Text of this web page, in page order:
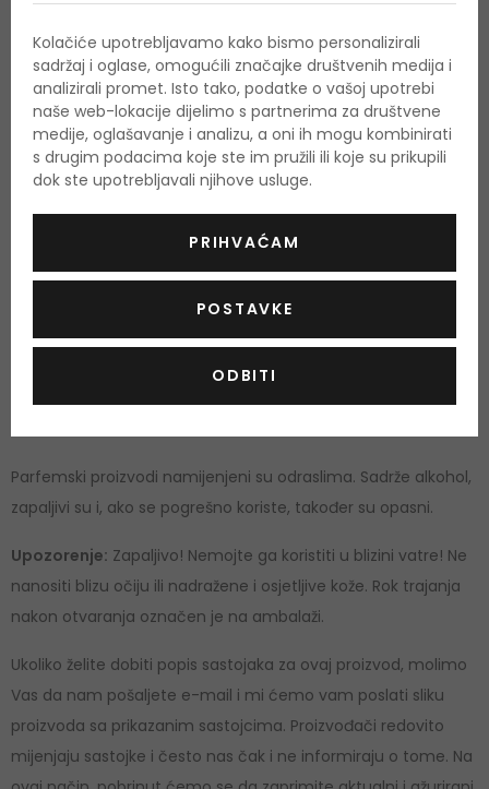
vole koketirati i privlačiti pažnju.
slatki cvjetno-orijentalni miris
za zavodljivu i samopouzdanu ženu
osobito prikladan za upotrebu u hladnijim mjesecima
Početne note parfemske vode omamit će vaša osjetila
cvijet drva naranče i gurmanski kokos. Baza ovog zanosnog
mirisa leži u toploj sandalovini. Daleko od klasičnih, elegantnih
mirisa, ovaj miris zrači čistom erotskom energijom.
Parfemski proizvodi namijenjeni su odraslima. Sadrže alkohol,
zapaljivi su i, ako se pogrešno koriste, također su opasni.
Upozorenje: Zapaljivo! Nemojte ga koristiti u blizini vatre! Ne
nanositi blizu očiju ili nadražene i osjetljive kože. Rok trajanja
nakon otvaranja označen je na ambalaži.
Ukoliko želite dobiti popis sastojaka za ovaj proizvod, molimo
Vas da nam pošaljete e-mail i mi ćemo vam poslati sliku
proizvoda sa prikazanim sastojcima. Proizvođači redovito
mijenjaju sastojke i često nas čak i ne informiraju o tome. Na
Kolačiće upotrebljavamo kako bismo personalizirali
sadržaj i oglase, omogućili značajke društvenih medija i
analizirali promet. Isto tako, podatke o vašoj upotrebi
naše web-lokacije dijelimo s partnerima za društvene
medije, oglašavanje i analizu, a oni ih mogu kombinirati
s drugim podacima koje ste im pružili ili koje su prikupili
dok ste upotrebljavali njihove usluge.
PRIHVAĆAM
POSTAVKE
ODBITI